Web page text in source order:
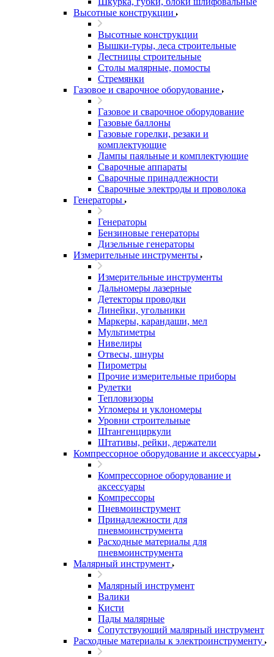
Высотные конструкции
Высотные конструкции
Вышки-туры, леса строительные
Лестницы строительные
Столы малярные, помосты
Стремянки
Газовое и сварочное оборудование
Газовое и сварочное оборудование
Газовые баллоны
Газовые горелки, резаки и
комплектующие
Лампы паяльные и комплектующие
Сварочные аппараты
Сварочные принадлежности
Сварочные электроды и проволока
Генераторы
Генераторы
Бензиновые генераторы
Дизельные генераторы
Измерительные инструменты
Измерительные инструменты
Дальномеры лазерные
Детекторы проводки
Линейки, угольники
Маркеры, карандаши, мел
Мультиметры
Нивелиры
Отвесы, шнуры
Пирометры
Прочие измерительные приборы
Рулетки
Тепловизоры
Угломеры и уклономеры
Уровни строительные
Штангенциркули
Штативы, рейки, держатели
Компрессорное оборудование и аксессуары
Компрессорное оборудование и
аксессуары
Компрессоры
Пневмоинструмент
Принадлежности для
пневмоинструмента
Расходные материалы для
пневмоинструмента
Малярный инструмент
Малярный инструмент
Валики
Кисти
Пады малярные
Сопутствующий малярный инструмент
Расходные материалы к электроинструменту